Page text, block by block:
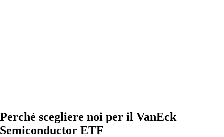
Perché scegliere noi per il VanEck
Semiconductor ETF